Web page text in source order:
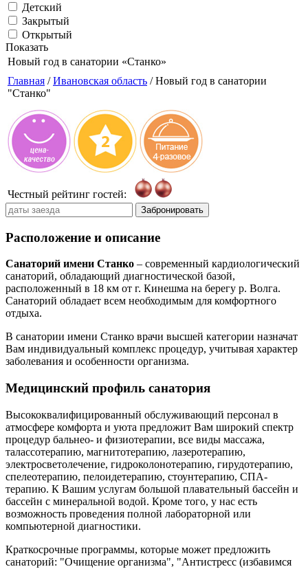
Детский
Закрытый
Открытый
Показать
Новый год в санатории «Станко»
Главная /Ивановская область / Новый год в санатории
"Станко"
Честный рейтинг гостей:
Забронировать
Расположение и описание
Санаторий имени Станко – современный кардиологический
санаторий, обладающий диагностической базой,
расположенный в 18 км от г. Кинешма на берегу р. Волга.
Санаторий обладает всем необходимым для комфортного
отдыха.
В санатории имени Станко врачи высшей категории назначат
Вам индивидуальный комплекс процедур, учитывая характер
заболевания и особенности организма.
Медицинский профиль санатория
Высококвалифицированный обслуживающий персонал в
атмосфере комфорта и уюта предложит Вам широкий спектр
процедур бальнео- и физиотерапии, все виды массажа,
талассотерапию, магнитотерапию, лазеротерапию,
электросветолечение, гидроколонотерапию, гирудотерапию,
спелеотерапию, пелоидетерапию, стоунтерапию, СПА-
терапию. К Вашим услугам большой плавательный бассейн и
бассейн с минеральной водой. Кроме того, у нас есть
возможность проведения полной лабораторной или
компьютерной диагностики.
Краткосрочные программы, которые может предложить
санаторий: "Очищение организма", "Антистресс (избавимся